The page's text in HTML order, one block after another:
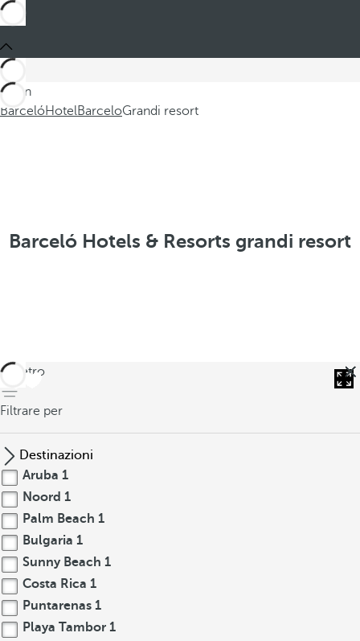
Sei in
BarcelóHotelBarceloGrandi resort
Barceló Hotels & Resorts grandi resort
indietro
Filtrare per
Destinazioni
Aruba 1
Noord 1
Palm Beach 1
Bulgaria 1
Sunny Beach 1
Costa Rica 1
Puntarenas 1
Playa Tambor 1